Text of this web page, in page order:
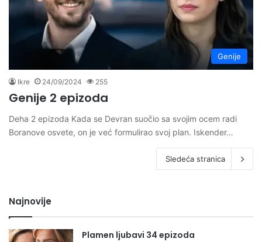
Genije
Ikre 24/09/2024 255
Genije 2 epizoda
Deha 2 epizoda Kada se Devran suočio sa svojim ocem radi
Boranove osvete, on je već formulirao svoj plan. Iskender…
Sledeća stranica
Najnovije
Plamen ljubavi 34 epizoda